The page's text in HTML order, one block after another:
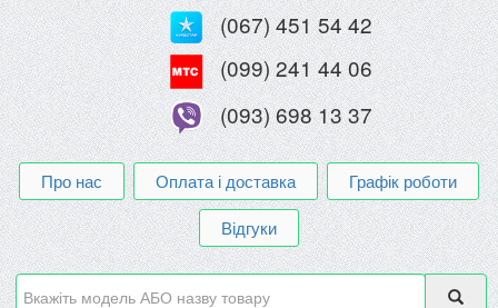
(067) 451 54 42
(099) 241 44 06
(093) 698 13 37
Про нас Оплата і доставка
Графік роботи
Відгуки